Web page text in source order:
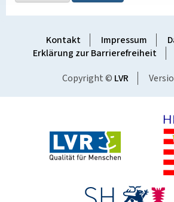
Kontakt Impressum
Erklärung zur Barrierefreiheit
Copyright © LVR